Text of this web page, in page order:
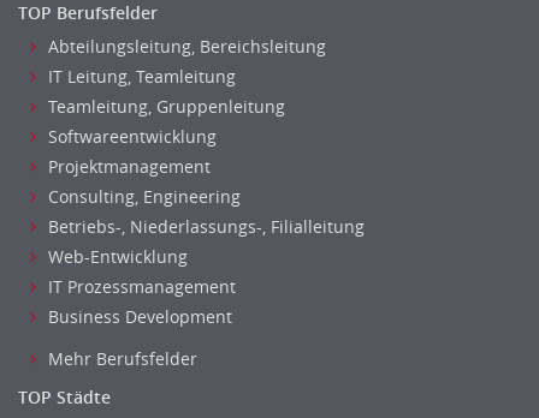
TOP Berufsfelder
Abteilungsleitung, Bereichsleitung
IT Leitung, Teamleitung
Teamleitung, Gruppenleitung
Softwareentwicklung
Projektmanagement
Consulting, Engineering
Betriebs-, Niederlassungs-, Filialleitung
Web-Entwicklung
IT Prozessmanagement
Business Development
Mehr Berufsfelder
TOP Städte